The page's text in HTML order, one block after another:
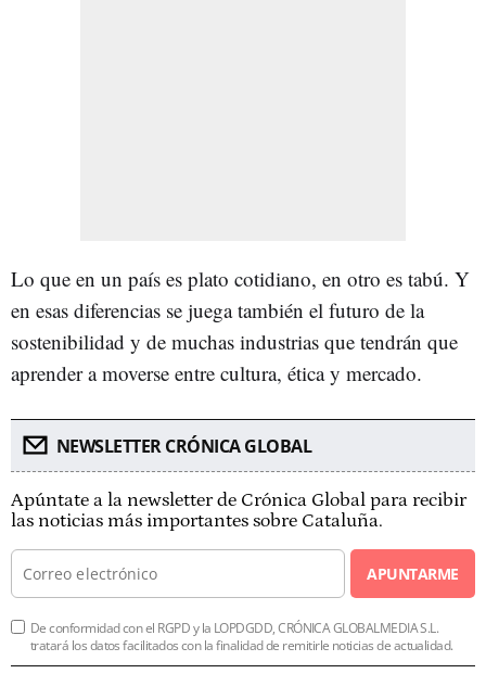
Lo que en un país es plato cotidiano, en otro es tabú. Y
en esas diferencias se juega también el futuro de la
sostenibilidad y de muchas industrias que tendrán que
aprender a moverse entre cultura, ética y mercado.
NEWSLETTER CRÓNICA GLOBAL
Apúntate a la newsletter de Crónica Global para recibir
las noticias más importantes sobre Cataluña.
APUNTARME
De conformidad con el RGPD y la LOPDGDD, CRÓNICA GLOBALMEDIA S.L.
tratará los datos facilitados con la finalidad de remitirle noticias de actualidad.